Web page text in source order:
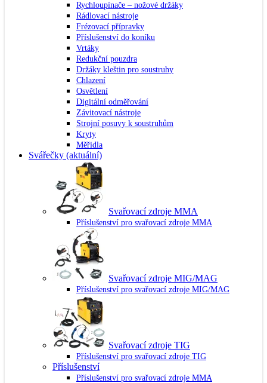
Rychloupínače – nožové držáky
Rádlovací nástroje
Frézovací přípravky
Příslušenství do koníku
Vrtáky
Redukční pouzdra
Držáky kleštin pro soustruhy
Chlazení
Osvětlení
Digitální odměřování
Závitovací nástroje
Strojní posuvy k soustruhům
Kryty
Měřidla
Svářečky (aktuální)
Svařovací zdroje MMA
Příslušenství pro svařovací zdroje MMA
Svařovací zdroje MIG/MAG
Příslušenství pro svařovací zdroje MIG/MAG
Svařovací zdroje TIG
Příslušenství pro svařovací zdroje TIG
Příslušenství
Příslušenství pro svařovací zdroje MMA